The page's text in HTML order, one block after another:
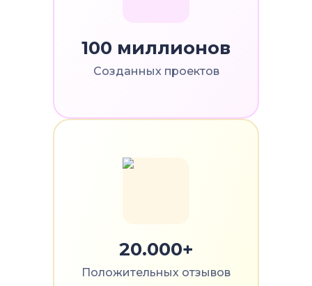
100 миллионов
Созданных проектов
20.000+
Положительных отзывов